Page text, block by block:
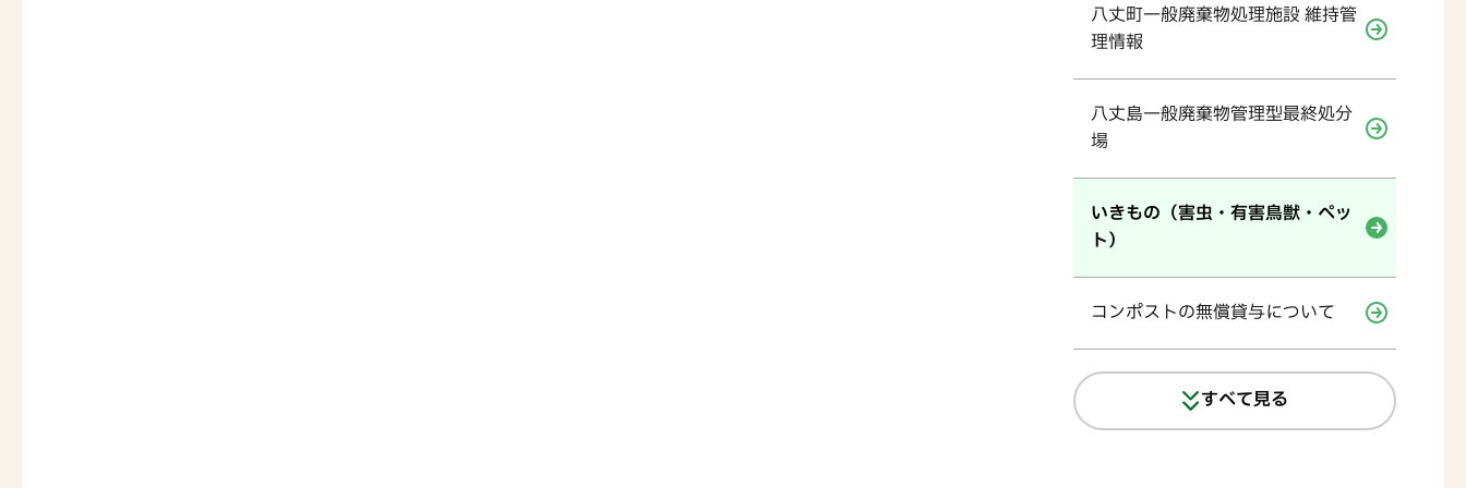
八丈町一般廃棄物処理施設 維持管
理情報
八丈島一般廃棄物管理型最終処分
場
いきもの（害虫・有害鳥獣・ペッ
ト）
コンポストの無償貸与について
すべて見る